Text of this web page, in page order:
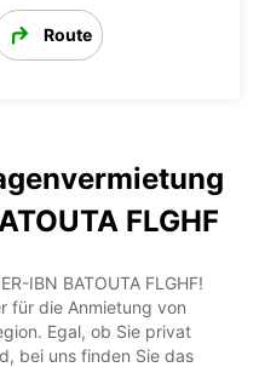
Route
FLGHF
IBN BATOUTA FLGHF!
für die Anmietung von
Egal, ob Sie privat
bei uns finden Sie das